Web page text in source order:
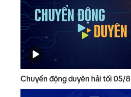
Chuyển động duyên hải tối 05/8